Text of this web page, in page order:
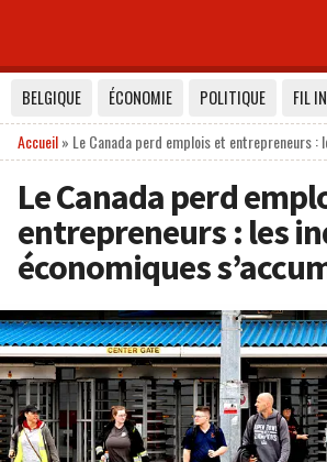
BELGIQUE ÉCONOMIE POLITIQUE FIL
Accueil» Le Canada perd emplois et entrepreneurs :
Le Canada perd
entrepreneurs : les
économiques